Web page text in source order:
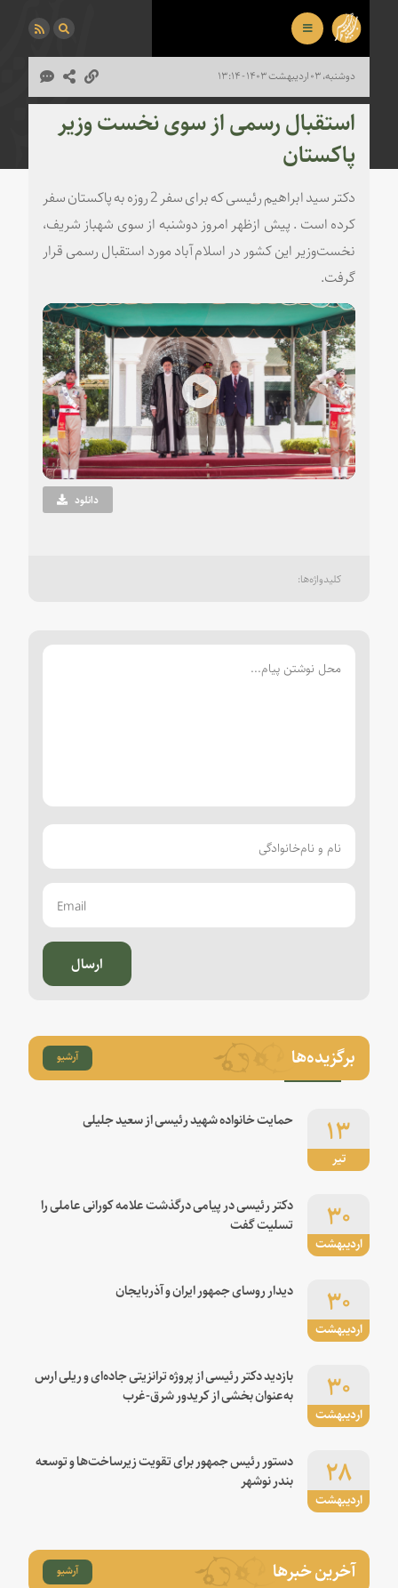
دوشنبه، ۰۳ اردیبهشت ۱۴۰۳ - ۱۳:۱۴
استقبال رسمی از سوی نخست وزیر
پاکستان
دکتر سید ابراهیم رئیسی که برای سفر 2 روزه به پاکستان سفر
کرده است . پیش ازظهر امروز دوشنبه از سوی شهباز شریف،
نخست‌وزیر این کشور در اسلام آباد مورد استقبال رسمی قرار
گرفت.
Play
Video دانلود
ارسال
برگزیده‌ها آرشیو
تیر
۱۳ حمایت خانواده شهید رئیسی از سعید جلیلی
اردیبهشت
۳۰
دکتر رئیسی در پیامی درگذشت علامه کورانی عاملی را
تسلیت گفت
اردیبهشت
۳۰ دیدار روسای جمهور ایران و آذربایجان
اردیبهشت
۳۰
بازدید دکتر رئیسی از پروژه ترانزیتی جاده‌ای و ریلی ارس
به‌عنوان بخشی از کریدور شرق-غرب
اردیبهشت
۲۸
دستور رئیس جمهور برای تقویت زیرساخت‌ها و توسعه
بندر نوشهر
آخرین خبرها آرشیو